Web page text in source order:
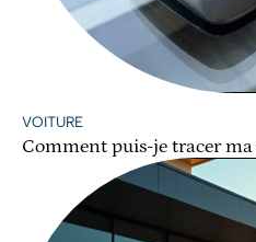
VOITURE
Comment puis-je tracer ma